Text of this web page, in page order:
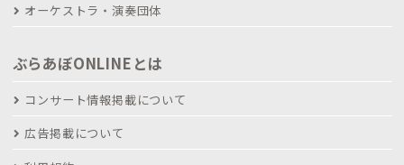
オーケストラ・演奏団体
ぶらあぼONLINEとは
コンサート情報掲載について
広告掲載について